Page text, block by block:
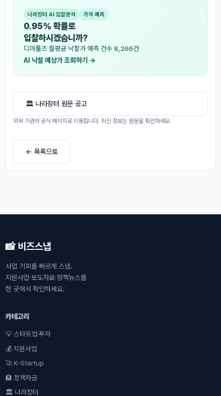
나라장터 AI 입찰분석 가격 예측
0.95% 확률로
입찰하시겠습니까?
디마툴즈 월평균 낙찰가 예측 건수 8,266건
AI 낙찰 예상가 조회하기 →
🏛 나라장터 원문 공고
외부 기관의 공식 페이지로 이동합니다. 최신 정보는 원문을 확인하세요.
← 목록으로
📸 비즈스냅
사업 기회를 빠르게 스냅.
지원사업·보도자료·정책뉴스를
한 곳에서 확인하세요.
카테고리
💡 스타트업·투자
💰 지원사업
🚀 K-Startup
🏦 정책자금
🏛 나라장터